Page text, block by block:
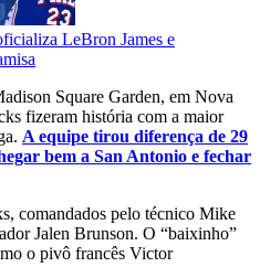
LeBron James e
Square Garden, em Nova
fizeram história com a maior
A equipe tirou diferença de 29
bem a San Antonio e fechar
comandados pelo técnico Mike
Jalen Brunson. O “baixinho”
o pivô francês Victor